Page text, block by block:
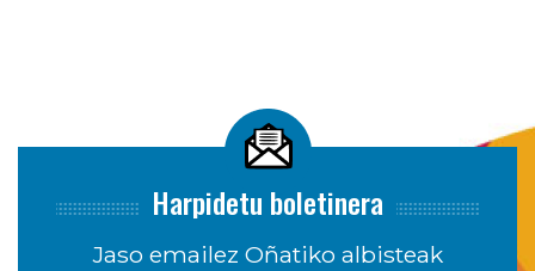
Harpidetu boletinera
Jaso emailez Oñatiko albisteak